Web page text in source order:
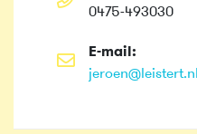
0475-493030
E-mail:
jeroen@leistert.nl